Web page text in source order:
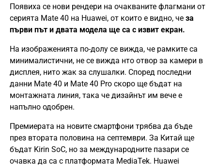
Появиха се нови рендери на очакваните флагмани от
серията Mate 40 на Huawei, от които е видно, че за
първи път и двата модела ще са с извит екран.
На изображенията по-долу се вижда, че рамките са
минималистични, не се вижда нто отвор за камери в
дисплея, нито жак за слушалки. Според последни
данни Mate 40 и Mate 40 Pro скоро ще бъдат на
монтажната линия, така че дизайнът им вече е
напълно одобрен.
Премиерата на новите смартфони трябва да бъде
през втората половина на септември. За Китай ще
бъдат Kirin SoC, но за международните пазари се
очавка да са с платформата MediaTek. Huawei